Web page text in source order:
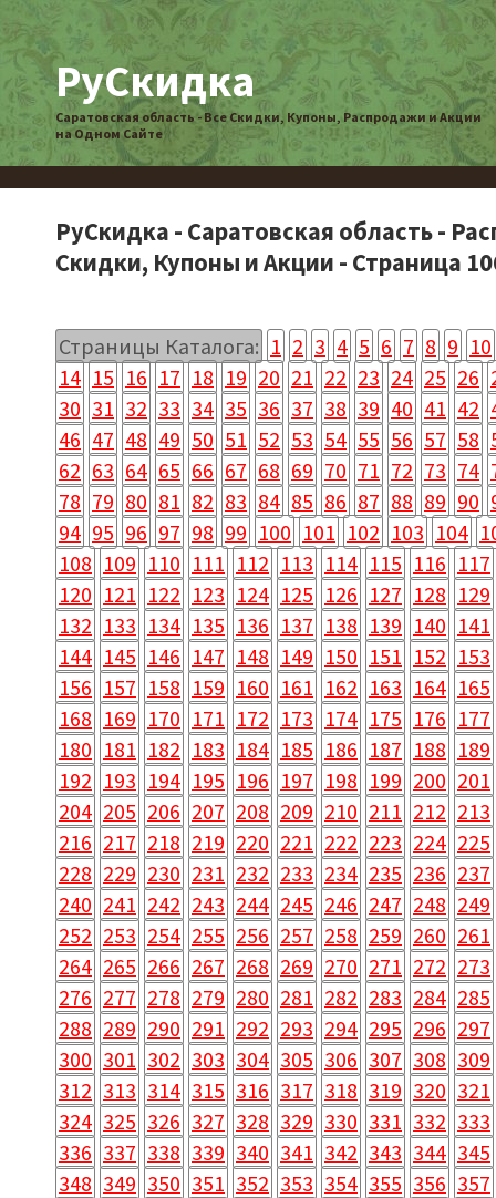
РуСкидка
Саратовская область - Все Скидки, Купоны, Распродажи и Акции
на Одном Сайте
РуСкидка - Саратовская область -
Скидки, Купоны и Акции - Страница
Страницы Каталога: 1 2 3 4 5 6 7 8 9 10
14 15 16 17 18 19 20 21 22 23 24 25 26
30 31 32 33 34 35 36 37 38 39 40 41 42
46 47 48 49 50 51 52 53 54 55 56 57 58
62 63 64 65 66 67 68 69 70 71 72 73 74
78 79 80 81 82 83 84 85 86 87 88 89 90
94 95 96 97 98 99 100 101 102 103 104
108 109 110 111 112 113 114 115 116 117
120 121 122 123 124 125 126 127 128 129
132 133 134 135 136 137 138 139 140 141
144 145 146 147 148 149 150 151 152 153
156 157 158 159 160 161 162 163 164 165
168 169 170 171 172 173 174 175 176 177
180 181 182 183 184 185 186 187 188 189
192 193 194 195 196 197 198 199 200 201
204 205 206 207 208 209 210 211 212 213
216 217 218 219 220 221 222 223 224 225
228 229 230 231 232 233 234 235 236 237
240 241 242 243 244 245 246 247 248 249
252 253 254 255 256 257 258 259 260 261
264 265 266 267 268 269 270 271 272 273
276 277 278 279 280 281 282 283 284 285
288 289 290 291 292 293 294 295 296 297
300 301 302 303 304 305 306 307 308 309
312 313 314 315 316 317 318 319 320 321
324 325 326 327 328 329 330 331 332 333
336 337 338 339 340 341 342 343 344 345
348 349 350 351 352 353 354 355 356 357